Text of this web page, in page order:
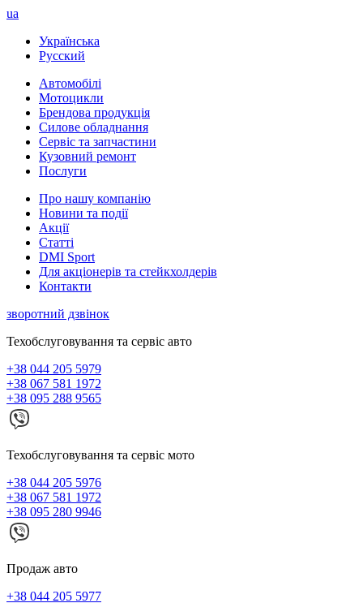
ua
Українська
Русский
Автомобілі
Мотоцикли
Брендова продукція
Силове обладнання
Сервіс та запчастини
Кузовний ремонт
Послуги
Про нашу компанію
Новини та події
Акції
Статті
DMI Sport
Для акціонерів та стейкхолдерів
Контакти
зворотний дзвінок
Техобслуговування та сервіс авто
+38 044 205 5979
+38 067 581 1972
+38 095 288 9565
Техобслуговування та сервіс мото
+38 044 205 5976
+38 067 581 1972
+38 095 280 9946
Продаж авто
+38 044 205 5977